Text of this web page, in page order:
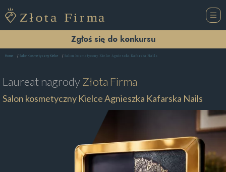
Zgłoś się do konkursu
Home Salon Kosmetyczny Kielce Salon kosmetyczny Kielce Agnieszka Kafarska Nails
Laureat nagrodyZłota Firma
Salon kosmetyczny Kielce Agnieszka Kafarska Nails